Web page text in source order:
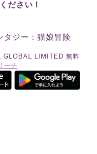
ださい！
タジー：猫娘冒険
GLOBAL LIMITED 無料
ーチ